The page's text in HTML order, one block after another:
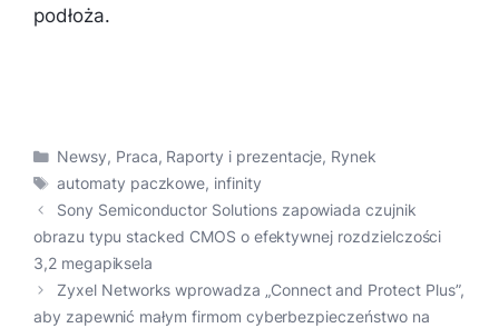
podłoża.
Kategorie
Newsy, Praca, Raporty i prezentacje, Rynek
Tagi
automaty paczkowe, infinity
Sony Semiconductor Solutions zapowiada czujnik
obrazu typu stacked CMOS o efektywnej rozdzielczości
3,2 megapiksela
Zyxel Networks wprowadza „Connect and Protect Plus”,
aby zapewnić małym firmom cyberbezpieczeństwo na